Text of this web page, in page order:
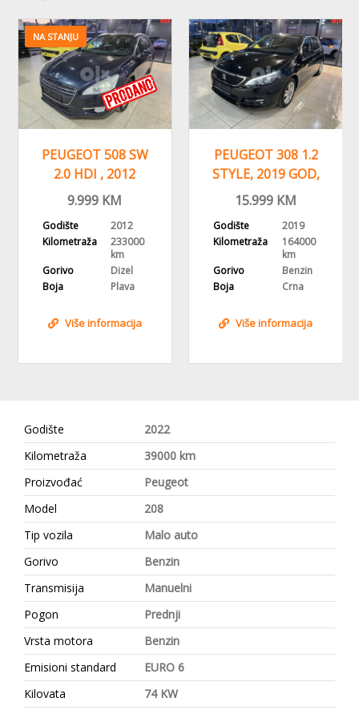
NA STANJU
PEUGEOT 508 SW
2.0 HDI , 2012
GODINA,
9.999 KM
Godište
2012
Kilometraža
233000
km
Gorivo
Dizel
Boja
Plava
Više informacija
PEUGEOT 308 1.2
STYLE, 2019 GOD,
NAVIGACIJA,ALU
15.999 KM
Godište
2019
Kilometraža
164000
km
Gorivo
Benzin
Boja
Crna
Više informacija
Godište
2022
Kilometraža
39000 km
Proizvođać
Peugeot
Model
208
Tip vozila
Malo auto
Gorivo
Benzin
Transmisija
Manuelni
Pogon
Prednji
Vrsta motora
Benzin
Emisioni standard
EURO 6
Kilovata
74 KW